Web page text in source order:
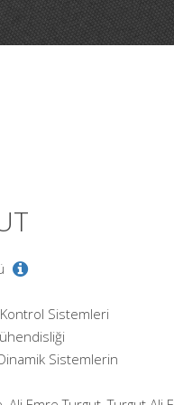
Sistemleri
Sistemlerin